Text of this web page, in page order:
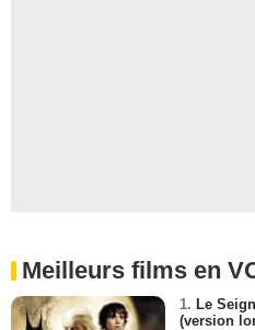
Meilleurs films en
1. Le
(version